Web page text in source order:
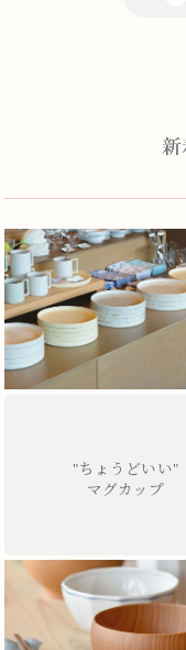
"ちょうどいい"
マグカップ